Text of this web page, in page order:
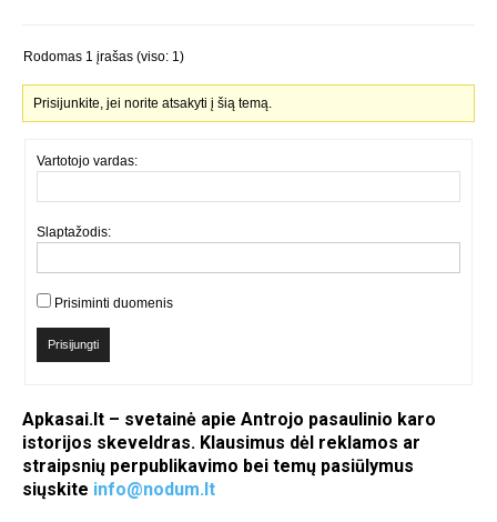
Rodomas 1 įrašas (viso: 1)
Prisijunkite, jei norite atsakyti į šią temą.
Vartotojo vardas:
Slaptažodis:
Prisiminti duomenis
Prisijungti
Apkasai.lt – svetainė apie Antrojo pasaulinio karo
istorijos skeveldras. Klausimus dėl reklamos ar
straipsnių perpublikavimo bei temų pasiūlymus
siųskite info@nodum.lt